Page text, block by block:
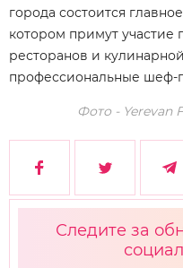
города состоится
котором примут участие
ресторанов и
профессиональные шеф-
Фото - Yerevan
Следите за